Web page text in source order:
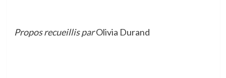
Propos recueillis parOlivia Durand